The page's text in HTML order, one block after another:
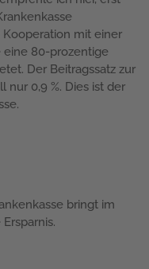
mit einer
eine 80-prozentige
Der Beitragssatz zur
nur 0,9 %. Dies ist der
bringt im